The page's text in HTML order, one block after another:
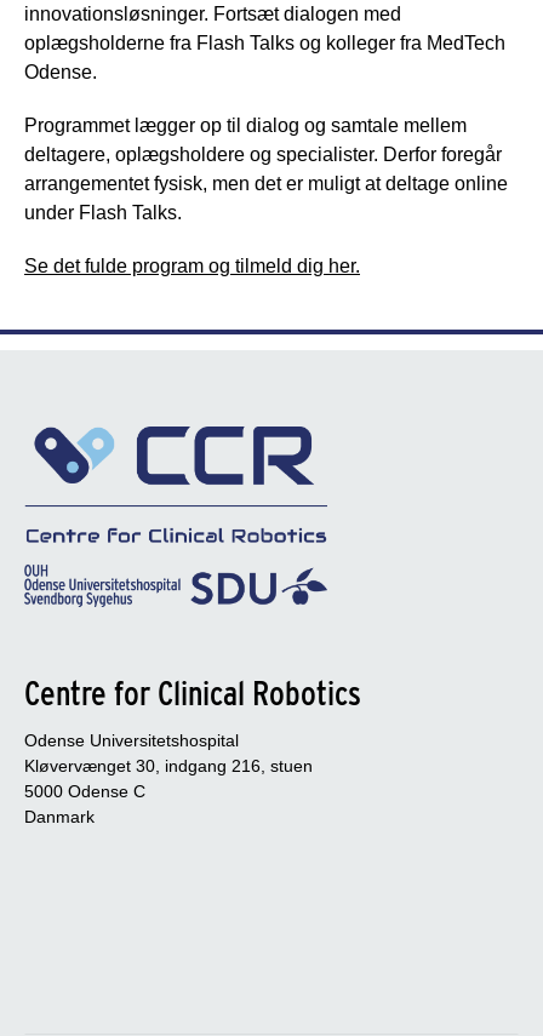
innovationsløsninger. Fortsæt dialogen med
oplægsholderne fra Flash Talks og kolleger fra MedTech
Odense.
Programmet lægger op til dialog og samtale mellem
deltagere, oplægsholdere og specialister. Derfor foregår
arrangementet fysisk, men det er muligt at deltage online
under Flash Talks.
Se det fulde program og tilmeld dig her.
Centre for Clinical Robotics
Odense Universitetshospital
Kløvervænget 30, indgang 216, stuen
5000 Odense C
Danmark